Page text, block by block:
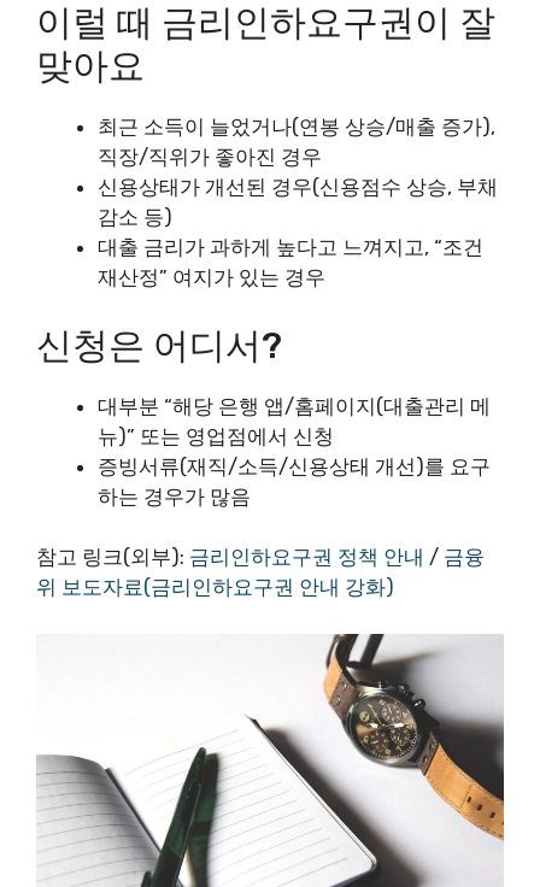
이럴 때 금리인하요구권이 잘
맞아요
최근 소득이 늘었거나(연봉 상승/매출 증가),
직장/직위가 좋아진 경우
신용상태가 개선된 경우(신용점수 상승, 부채
감소 등)
대출 금리가 과하게 높다고 느껴지고, “조건
재산정” 여지가 있는 경우
신청은 어디서?
대부분 “해당 은행 앱/홈페이지(대출관리 메
뉴)” 또는 영업점에서 신청
증빙서류(재직/소득/신용상태 개선)를 요구
하는 경우가 많음
참고 링크(외부): 금리인하요구권 정책 안내 / 금융
위 보도자료(금리인하요구권 안내 강화)